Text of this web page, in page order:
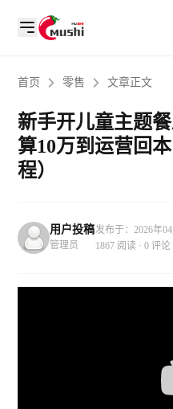
首页 零售 文章正文
新手开儿童主题
算10万到运营回
程）
用户投稿
管理员
发布于：2026年04
1867 阅读 · 0 评论